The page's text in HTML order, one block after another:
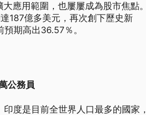
應用範圍，也屢屢成為股市焦點。
187億多美元，再次創下歷史新
期高出36.57％。
公務員
度是目前全世界人口最多的國家，